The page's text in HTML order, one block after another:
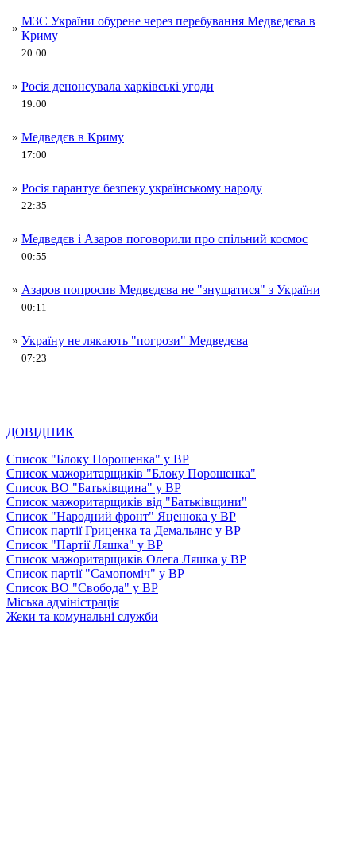
»
МЗС України обурене через перебування Медведєва в
Криму
20:00
» Росія денонсувала харківські угоди
19:00
» Медведєв в Криму
17:00
» Росія гарантує безпеку українському народу
22:35
» Медведєв і Азаров поговорили про спільний космос
00:55
» Азаров попросив Медвєдєва не "знущатися" з України
00:11
» Україну не лякають "погрози" Медведєва
07:23
ДОВІДНИК
Список "Блоку Порошенка" у ВР
Список мажоритарщиків "Блоку Порошенка"
Список ВО "Батьківщина" у ВР
Список мажоритарщиків від "Батьківщини"
Список "Народний фронт" Яценюка у ВР
Список партії Гриценка та Демальянс у ВР
Список "Партії Ляшка" у ВР
Список мажоритарщиків Олега Ляшка у ВР
Список партії "Самопоміч" у ВР
Список ВО "Свобода" у ВР
Міська адміністрація
Жеки та комунальні служби